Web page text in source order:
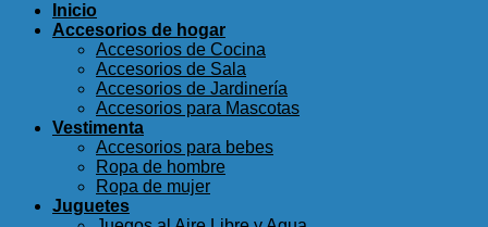
Inicio
Accesorios de hogar
Accesorios de Cocina
Accesorios de Sala
Accesorios de Jardinería
Accesorios para Mascotas
Vestimenta
Accesorios para bebes
Ropa de hombre
Ropa de mujer
Juguetes